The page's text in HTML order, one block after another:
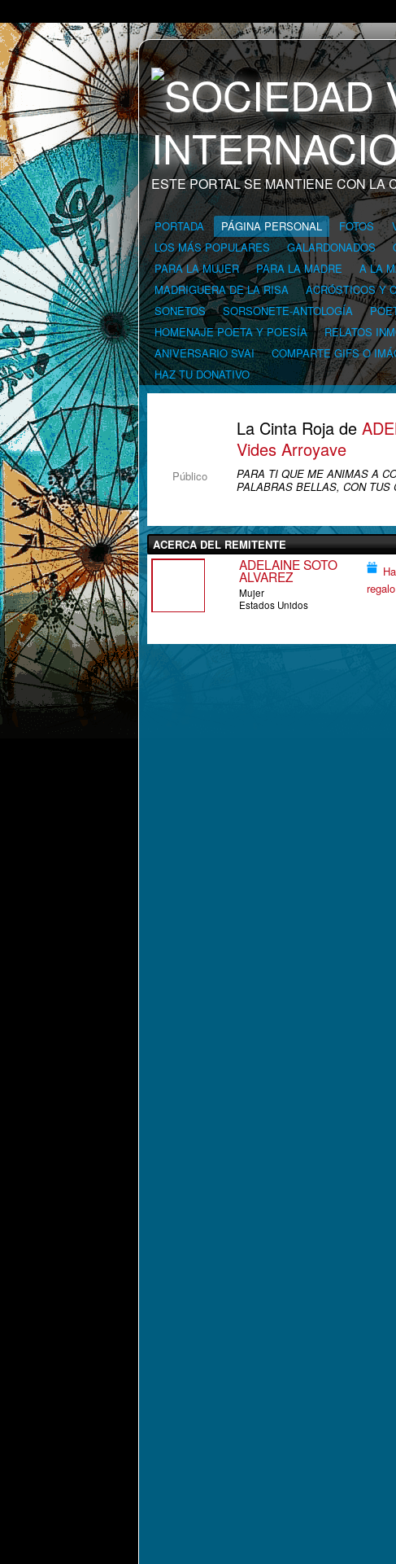
ESTE PORTAL SE MANTIENE CON LA
PORTADA PÁGINA PERSONAL FOTOS
LOS MÁS POPULARES
GALARDONADOS
PARA LA MUJER
PARA LA MADRE A LA
MADRIGUERA DE LA RISA
ACRÓSTICOS Y
SONETOS
SORSONETE-ANTOLOGÍA
HOMENAJE POETA Y POESÍA
RELATOS
ANIVERSARIO SVAI
COMPARTE GIFS O
HAZ TU DONATIVO
Público
La Cinta Roja de
Vides Arroyave
PARA TI QUE ME ANIMAS A
PALABRAS BELLAS, CON TUS
ACERCA DEL REMITENTE
ADELAINE SOTO
ALVAREZ
Mujer
Estados Unidos
regalo